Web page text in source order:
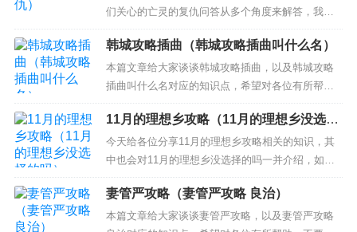
那个有闪电图案的那个石头,(自己研究) 2...
们关心的亡灵的复仇问答从多个角度来解答，我希
望能够解决你现在遇到的问题！ 本文目录一览：针
对怨灵复仇攻略的内容，本站都有完整的介绍，而
更多的关于亡灵的复仇的知识也可以在本站搜索得
到。...
韩城攻略插曲（韩城攻略插曲叫什么名）
本篇文章给大家谈谈韩城攻略插曲，以及韩城攻略
插曲叫什么名对应的知识点，希望对各位有所帮
助，不要忘了收藏本站喔。 本文目录一览： 1、电
影韩城攻略中所有的插曲 2、韩城攻略插曲 3、韩城
攻略 一插曲歌词 电影韩城攻略中所有的插曲 那一
年,这一天韩城攻略主题曲任贤齐舒淇任贤齐+舒淇%
20--%...
11月的理想乡攻略（11月的理想乡没选择
的吗）
今天给各位分享11月的理想乡攻略相关的知识，其
中也会对11月的理想乡没选择的吗一并介绍，如果
能碰巧解决你现在面临的问题，别忘了关注本站，
现在开始吧！ 本文目录一览： 1、西昌旅游攻略
2、香格里拉11月旅游攻略是什么 3、11月的理想乡
妻管严攻略（妻管严攻略 良治）
本篇文章给大家谈谈妻管严攻略，以及妻管严攻略